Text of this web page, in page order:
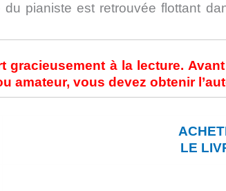
pianiste est retrouvée flottant
gracieusement à la lecture.
amateur, vous devez obtenir
LE